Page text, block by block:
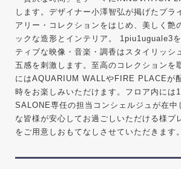
します。デザイナー小澤智弘が掲げたプラ
アリー・コレクションをはじめ、美しく艶
ックな造形とインテリア。 1piu1uguale3
ティブな映像・音楽・調香はスタイリッシ
五感を刺激します。至高のコレクションを
にはAQUARIUM WALLやFIRE PLACEが
時をお楽しみいただけます。フロア内には
SALONE専任の担当コンシェルジュが在中
な皆様が安心してお過ごしいただける様プ
をご用意しおもてなしさせていただきます。